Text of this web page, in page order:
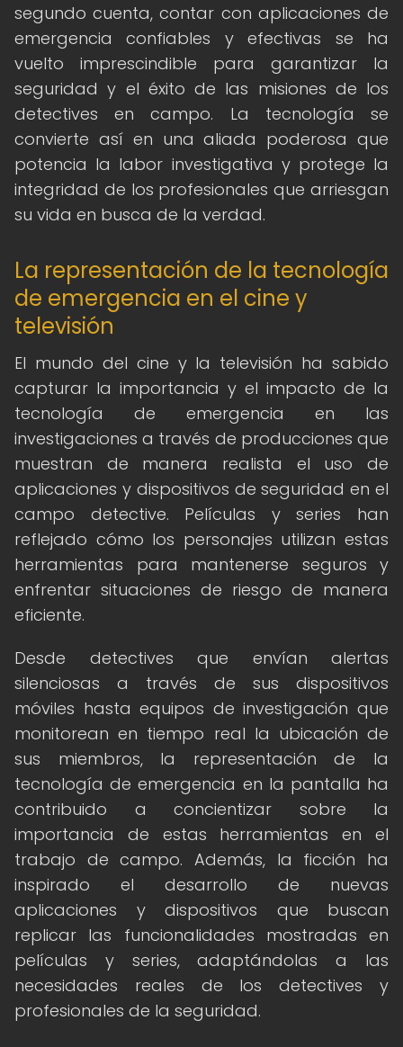
segundo cuenta, contar con aplicaciones de
emergencia confiables y efectivas se ha
vuelto imprescindible para garantizar la
seguridad y el éxito de las misiones de los
detectives en campo. La tecnología se
convierte así en una aliada poderosa que
potencia la labor investigativa y protege la
integridad de los profesionales que arriesgan
su vida en busca de la verdad.
La representación de la tecnología
de emergencia en el cine y
televisión
El mundo del cine y la televisión ha sabido
capturar la importancia y el impacto de la
tecnología de emergencia en las
investigaciones a través de producciones que
muestran de manera realista el uso de
aplicaciones y dispositivos de seguridad en el
campo detective. Películas y series han
reflejado cómo los personajes utilizan estas
herramientas para mantenerse seguros y
enfrentar situaciones de riesgo de manera
eficiente.
Desde detectives que envían alertas
silenciosas a través de sus dispositivos
móviles hasta equipos de investigación que
monitorean en tiempo real la ubicación de
sus miembros, la representación de la
tecnología de emergencia en la pantalla ha
contribuido a concientizar sobre la
importancia de estas herramientas en el
trabajo de campo. Además, la ficción ha
inspirado el desarrollo de nuevas
aplicaciones y dispositivos que buscan
replicar las funcionalidades mostradas en
películas y series, adaptándolas a las
necesidades reales de los detectives y
profesionales de la seguridad.